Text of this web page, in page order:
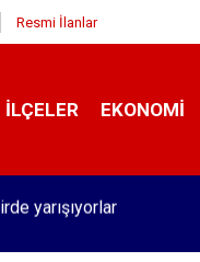
Resmi İlanlar
İLÇELER EKONOMI